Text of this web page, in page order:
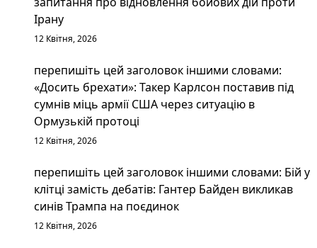
Ірану
12 Квітня, 2026
перепишіть цей заголовок іншими словами:
«Досить брехати»: Такер Карлсон поставив під
сумнів міць армії США через ситуацію в
Ормузькій протоці
12 Квітня, 2026
перепишіть цей заголовок іншими словами: Бій у
клітці замість дебатів: Гантер Байден викликав
синів Трампа на поєдинок
12 Квітня, 2026